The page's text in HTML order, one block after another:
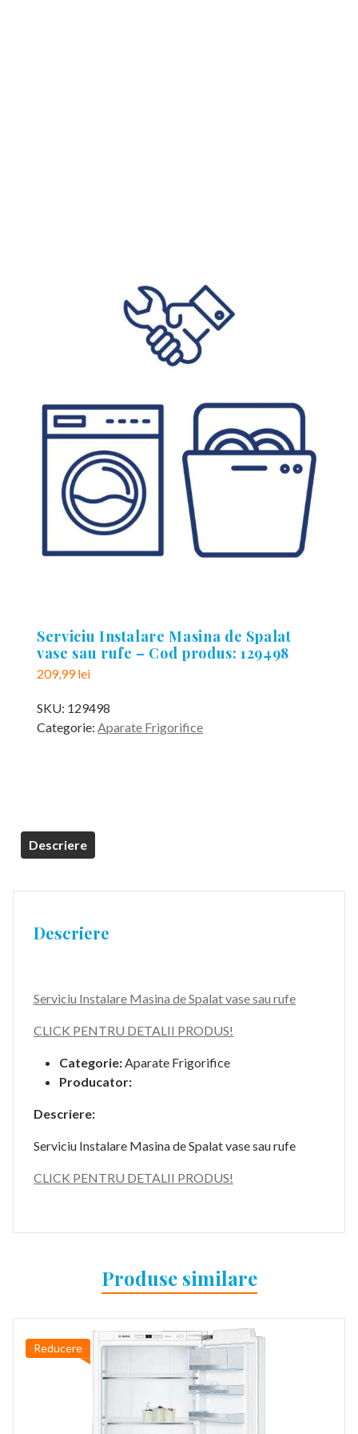
Serviciu Instalare Masina de Spalat
vase sau rufe – Cod produs: 129498
209,99lei
SKU: 129498
Categorie: Aparate Frigorifice
Descriere
Descriere
Serviciu Instalare Masina de Spalat vase sau rufe
CLICK PENTRU DETALII PRODUS!
Categorie:Aparate Frigorifice
Producator:
Descriere:
Serviciu Instalare Masina de Spalat vase sau rufe
CLICK PENTRU DETALII PRODUS!
Produse similare
Reducere